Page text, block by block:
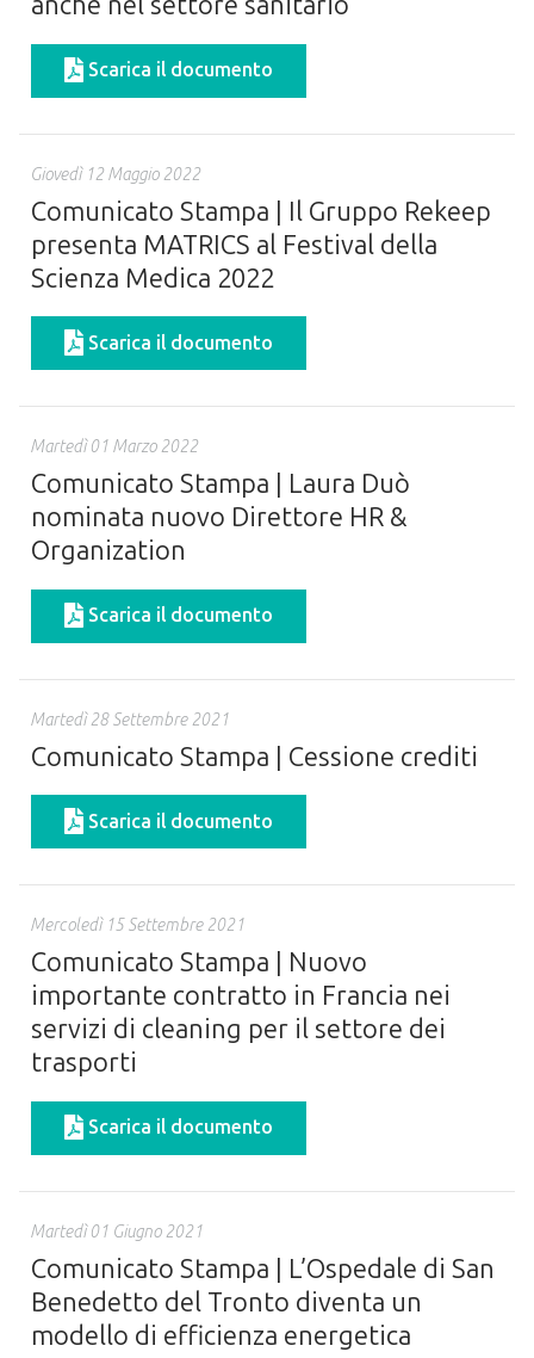
Scarica il documento
Giovedì 12 Maggio 2022
Comunicato Stampa | Il Gruppo Rekeep
presenta MATRICS al Festival della
Scienza Medica 2022
Scarica il documento
Martedì 01 Marzo 2022
Comunicato Stampa | Laura Duò
nominata nuovo Direttore HR &
Organization
Scarica il documento
Martedì 28 Settembre 2021
Comunicato Stampa | Cessione crediti
Scarica il documento
Mercoledì 15 Settembre 2021
Comunicato Stampa | Nuovo
importante contratto in Francia nei
servizi di cleaning per il settore dei
trasporti
Scarica il documento
Martedì 01 Giugno 2021
Comunicato Stampa | L’Ospedale di San
Benedetto del Tronto diventa un
modello di efficienza energetica